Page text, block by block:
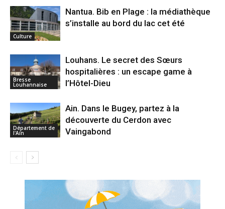
Culture
Nantua. Bib en Plage : la médiathèque
s’installe au bord du lac cet été
Bresse
Louhannaise
Louhans. Le secret des Sœurs
hospitalières : un escape game à
l’Hôtel-Dieu
Département de
l'Ain
Ain. Dans le Bugey, partez à la
découverte du Cerdon avec
Vaingabond